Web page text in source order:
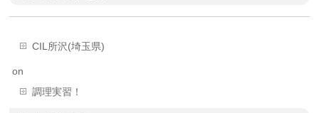
CIL所沢(埼玉県)
on
調理実習！